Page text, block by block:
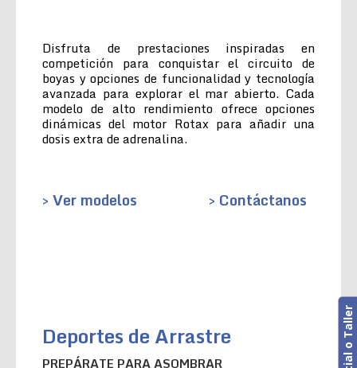
Disfruta de prestaciones inspiradas en
competición para conquistar el circuito de
boyas y opciones de funcionalidad y tecnología
avanzada para explorar el mar abierto. Cada
modelo de alto rendimiento ofrece opciones
dinámicas del motor Rotax para añadir una
dosis extra de adrenalina.
> Ver modelos > Contáctanos
Deportes de Arrastre
PREPÁRATE PARA ASOMBRAR